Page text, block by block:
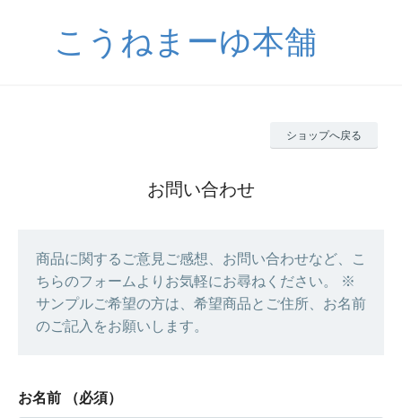
こうねまーゆ本舗
ショップへ戻る
お問い合わせ
商品に関するご意見ご感想、お問い合わせなど、こ
ちらのフォームよりお気軽にお尋ねください。 ※
サンプルご希望の方は、希望商品とご住所、お名前
のご記入をお願いします。
お名前 （必須）